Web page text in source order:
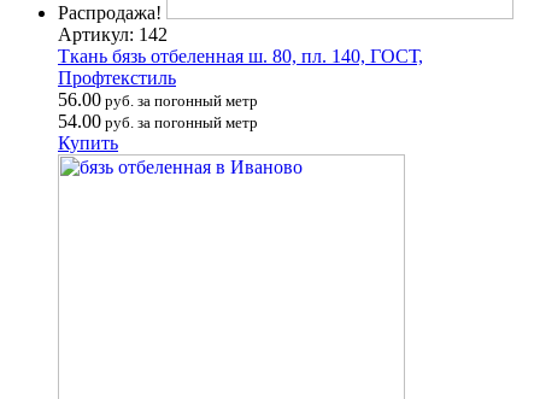
Распродажа!
Артикул: 142
Ткань бязь отбеленная ш. 80, пл. 140, ГОСТ,
Профтекстиль
56.00 руб. за погонный метр
54.00 руб. за погонный метр
Купить